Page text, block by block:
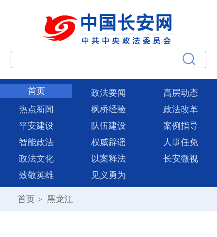
首页 政法要闻
高层动态
热点新闻
枫桥经验
政法改革
平安建设
队伍建设
案例指导
智能政法
权威辟谣
人事任免
政法文化
以案释法
长安微视
致敬英雄
见义勇为
首页 > 黑龙江